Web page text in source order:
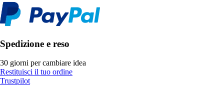
Spedizione e reso
30 giorni per cambiare idea
Restituisci il tuo ordine
Trustpilot